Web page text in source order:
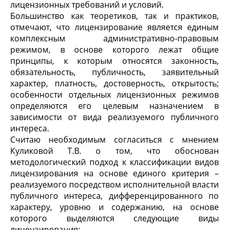
лицензионных требований и условий.
Большинство как теоретиков, так и практиков,
отмечают, что лицензирование является единым
комплексным административно-правовым
режимом, в основе которого лежат общие
принципы, к которым относятся законность,
обязательность, публичность, заявительный
характер, платность, достоверность, открытость;
особенности отдельных лицензионных режимов
определяются его целевым назначением в
зависимости от вида реализуемого публичного
интереса.
Считаю необходимым согласиться с мнением
Куликовой Т.В. о том, что обоснован
методологический подход к классификации видов
лицензирования на основе единого критерия –
реализуемого посредством исполнительной власти
публичного интереса, дифференцированного по
характеру, уровню и содержанию, на основе
которого выделяются следующие виды